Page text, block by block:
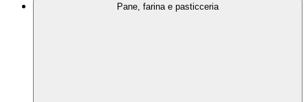
Pane, farina e pasticceria